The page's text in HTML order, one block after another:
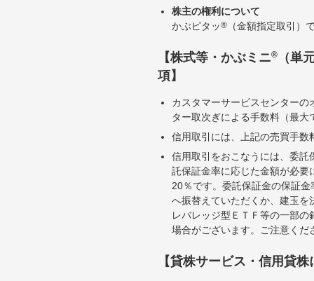
株主の権利について
かぶピタッ® （金額指定取引）
【株式等・かぶミニ®
（単
項】
カスタマーサービスセンター
ター取次ぎによる手数料（最
信用取引には、上記の売買手
信用取引をおこなうには、委
託保証金率に応じた金額が必
20％です。委託保証金の保証
へ振替えていただくか、建玉
レバレッジ型ＥＴＦ等の一部
場合がございます。ご注意くだ
【貸株サービス・信用貸